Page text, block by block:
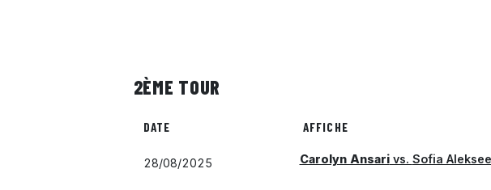
2ÈME TOUR
DATE AFFICHE
28/08/2025 Carolyn Ansarivs. Sofia